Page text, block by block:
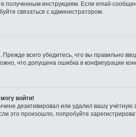
полученным инструкциям. Если email-
связаться с администратором.
всего убедитесь, что вы правильно
что допущена ошибка в конфигурации
войти!
деактивировал или удалил вашу
это произошло, попробуйте